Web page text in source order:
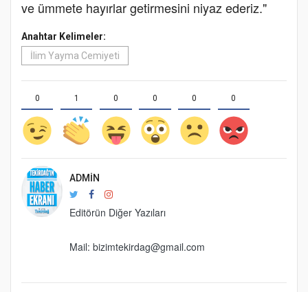
ve ümmete hayırlar getirmesini niyaz ederiz."
Anahtar Kelimeler:
İlim Yayma Cemiyeti
0 1 0 0 0 0
ADMIN
Editörün Diğer Yazıları
Mail: bizimtekirdag@gmail.com